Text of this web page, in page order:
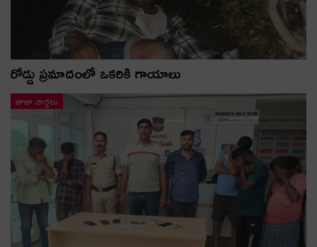
రోడ్డు ప్రమాదంలో ఒకరికి గాయాలు
తాజా వార్తలు